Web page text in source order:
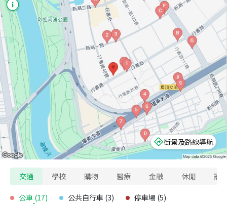
街景及路線導航
交通 學校 購物 醫療 金融 休閒 寵
公車 (17) 公共自行車 (3) 停車場 (5)